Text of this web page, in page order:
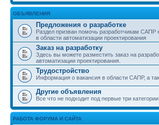
ОБЪЯВЛЕНИЯ
Предложения о разработке
Раздел призван помочь разработчикам САПР
в области автоматизации проектирования
Заказ на разработку
Здесь вы можете разместить заказ на
автоматизации проектирования.
Трудостройство
Информация о вакансия в области САПР, а
Другие объявления
Все что не подходит под первые три
РАБОТА ФОРУМА И САЙТА